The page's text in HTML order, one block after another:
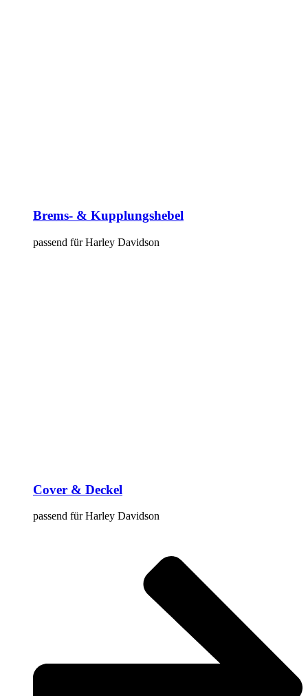
Brems- & Kupplungshebel
passend für Harley Davidson
Cover & Deckel
passend für Harley Davidson